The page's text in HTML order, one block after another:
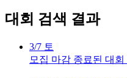
대회 검색 결과
3/7 토
모집 마감 종료된 대회